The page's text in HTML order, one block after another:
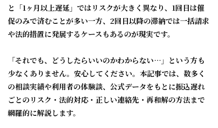
と「1ヶ月以上遅延」ではリスクが大きく異なり、1回目は催
促のみで済むことが多い一方、2回目以降の滞納では一括請求
や法的措置に発展するケースもあるのが現実です。
「それでも、どうしたらいいのかわからない…」という方も
少なくありません。安心してください。本記事では、数多く
の相談実績や利用者の体験談、公式データをもとに振込遅れ
ごとのリスク・法的対応・正しい連絡先・再和解の方法まで
網羅的に解説します。